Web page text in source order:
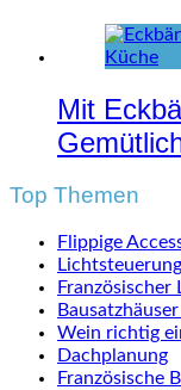
Mit
Top Themen
Flippige
Französischer
Wein richtig
Dachplanung
Französische